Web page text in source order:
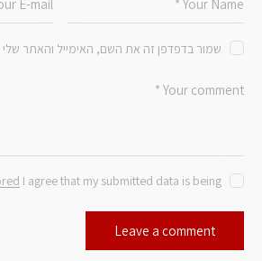
שמור בדפדפן זה את השם, האימייל והאתר
I agree that my submitted data is being